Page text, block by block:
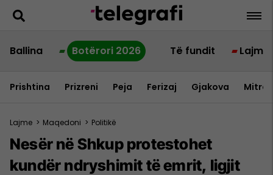
Ballina Botërori 2026 Të fundit Lajme
Prishtina Prizreni Peja Ferizaj Gjakova
Lajme > Maqedoni > Politikë
Nesër në Shkup protestohet
kundër ndryshimit të emrit, ligjit